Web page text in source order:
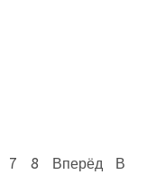
7 8 Вперёд
В